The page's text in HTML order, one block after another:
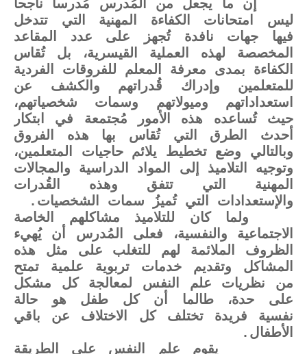
إن ما يجعل من المُدرس مُدرسا ناجحا
ليس امتحانات الكفاءة المهنية التي تتدخل
فيها جهات نافدة تُجهز على عدد المقاعد
المخصصة لهذه العملية القيسرية، بل تُقاس
الكفاءة بمدى معرفة المعلم للفروقات الفردية
للمتعلمين وإدراك قُدراتهم والكشف عن
استعداداتهم وميولاتهم وسمات شخصياتهم،
حيث تُساعده هذه الأمور مُجتمعة في ابتكار
أحدث الطرق التي تُقاس بها هذه الفروق
وبالتالي وضع تخطيط يلائم حاجيات المتعلمين،
وتوجيه التلاميذ إلى المواد الدراسية والمجالات
المهنية التي تتفق وهذه القُدرات
والإستعدادات التي تُميزُ سمات الشخصيات.
ولما كان للتلاميذ مشاكلهم الخاصة
الاجتماعية والنفسية، فعلى المُدرس أن يُهيء
الظروف الملائمة لهم للتغلب على مثل هذه
المشاكل وتقديم خدمات تربوية علمية تمتح
من نظريات علم النفس لمعالجة كل مشكل
على حدة، طالما أن كل طفل هو حالة
نفسية فريدة تختلف كل الاختلاف عن باقي
الأطفال.
يقوم علم النفس على الطريقة